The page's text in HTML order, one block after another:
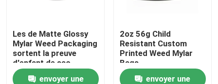
Les de Matte Glossy
Mylar Weed Packaging
sortent la preuve
d'enfant de sac
envoyer une
2oz 56g Child
Resistant Custom
Printed Weed Mylar
Bags
envoyer une